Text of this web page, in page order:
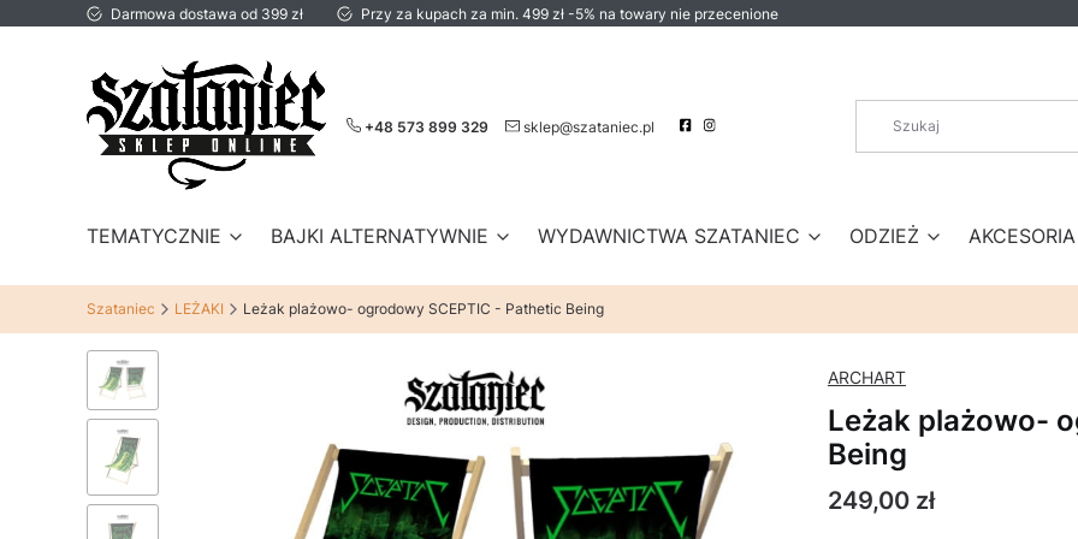
Darmowa dostawa od 399 zł Przy za kupach za min. 499 zł -5% na towary nie przecenione
+48 573 899 329 sklep@szataniec.pl
TEMATYCZNIE BAJKI ALTERNATYWNIE WYDAWNICTWA SZATANIEC ODZIEŻ AKCESORIA
Szataniec LEŻAKI Leżak plażowo- ogrodowy SCEPTIC - Pathetic Being
ARCHART
Leżak plażowo-
Being
Cena
249,00 zł